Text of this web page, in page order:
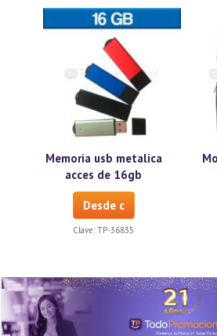
Memoria usb metalica
acces de 16gb
Desde c
Clave: TP-36835